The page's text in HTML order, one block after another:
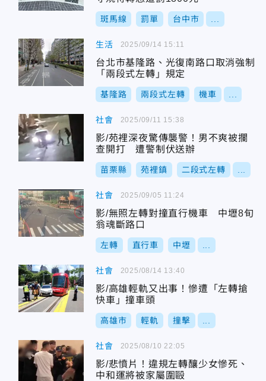
斑馬線 罰單 台中市
生活
台北市基隆路、光復南路口取消強制
「兩段式左轉」規定
基隆路 兩段式左轉 機車
2025/09/14 15:11
社會
影/苑裡深夜驚傳襲警！男不爽被攔
查開打 遭警制伏送辦
苗栗縣 苑裡鎮 二段式左轉
2025/09/11 15:38
社會
影/無照左轉對撞直行機車 中壢8旬
翁魂斷路口
左轉 直行車 中壢
2025/09/05 11:24
社會
影/高雄輕軌又出事！慘遭「左轉搶
快車」撞車頭
高雄市 輕軌 撞擊
2025/08/14 13:40
社會
影/悲憤片！違規左轉釀少女慘死、
中和運將被家屬圍毆
2025/08/10 22:05